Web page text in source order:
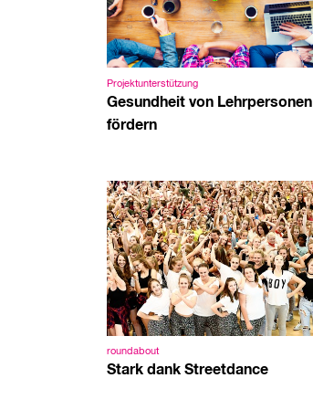
Projektunterstützung
Gesundheit von Lehrpersonen
fördern
roundabout
Stark dank Streetdance